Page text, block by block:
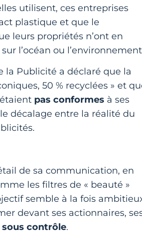
utilisent, ces entreprises
plastique et que le
leurs propriétés n’ont en
l’océan ou
la Publicité a déclaré que la
50 % recyclées » et
pas conformes à ses
décalage entre la réalité du
de sa communication, en
les filtres de « beauté »
semble à la fois
devant ses actionnaires,
contrôle.